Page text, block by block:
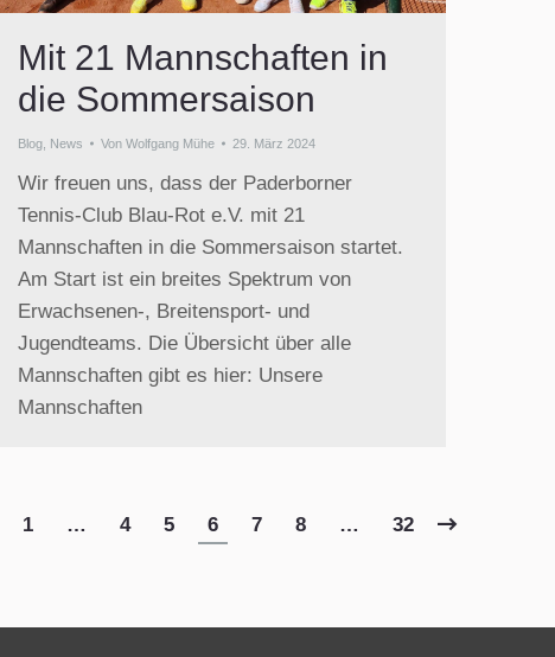
Mit 21 Mannschaften in
die Sommersaison
Blog News Von Wolfgang Mühe 29. März 2024
Wir freuen uns, dass der Paderborner
Tennis-Club Blau-Rot e.V. mit 21
Mannschaften in die Sommersaison startet.
Am Start ist ein breites Spektrum von
Erwachsenen-, Breitensport- und
Jugendteams. Die Übersicht über alle
Mannschaften gibt es hier: Unsere
Mannschaften
1 … 4 5 6 7 8 … 32